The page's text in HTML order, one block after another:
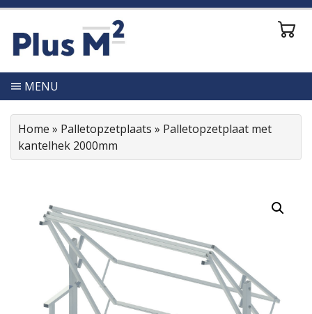
MENU
Home » Palletopzetplaats » Palletopzetplaat met
kantelhek 2000mm